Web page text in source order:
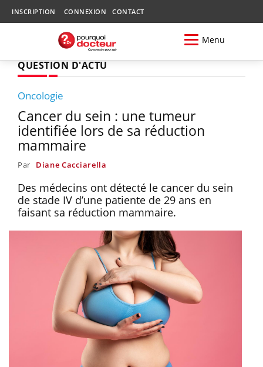
INSCRIPTION CONNEXION CONTACT
Menu
QUESTION D'ACTU
Oncologie
Cancer du sein : une tumeur
identifiée lors de sa réduction
mammaire
Par Diane Cacciarella
Des médecins ont détecté le cancer du sein
de stade IV d’une patiente de 29 ans en
faisant sa réduction mammaire.